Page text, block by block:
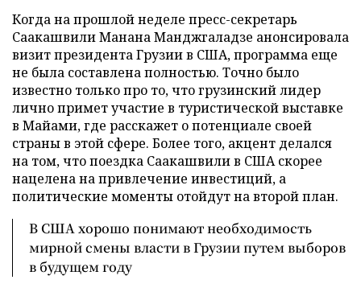
Когда на прошлой неделе пресс-секретарь
Саакашвили Манана Манджгаладзе анонсировала
визит президента Грузии в США, программа еще
не была составлена полностью. Точно было
известно только про то, что грузинский лидер
лично примет участие в туристической выставке
в Майами, где расскажет о потенциале своей
страны в этой сфере. Более того, акцент делался
на том, что поездка Саакашвили в США скорее
нацелена на привлечение инвестиций, а
политические моменты отойдут на второй план.
В США хорошо понимают необходимость
мирной смены власти в Грузии путем выборов
в будущем году